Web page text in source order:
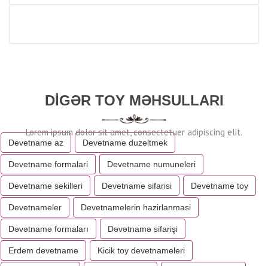
DIGƏR TOY MƏHSULLARI
Devetname az Devetname duzeltmek
Devetname formalari Devetname numuneleri
Devetname sekilleri Devetname sifarisi Devetname toy
Devetnameler Devetnamelerin hazirlanmasi
Dəvətnamə formaları Dəvətnamə sifarişi
Erdem devetname Kicik toy devetnameleri